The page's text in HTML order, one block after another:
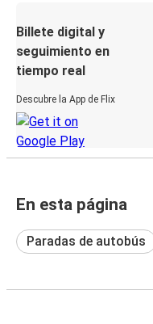
Billete digital y
seguimiento en
tiempo real
Descubre la App de Flix
En esta página
Paradas de autobús